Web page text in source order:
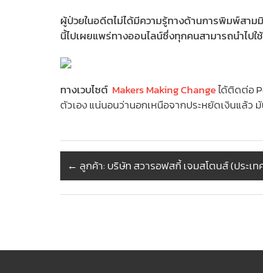
ผู้ป่วยในอดีตไม่ได้มีความรู้ทางด้านการพิมพ์สาม
นี้ไปเผยแพร่ทางออนไลน์ซึ่งทุกคนสามารถนำไปใ
ทางเวบไซต์ Makers Making Changeได้ติดต่อ
ตัวเอง แน่นอนว่านอกเหนือจากประหยัดเงินแล้ว
← ลูกค้า: บริษัท สวารอฟสกี้ เจมสโตนส์ (ประเท